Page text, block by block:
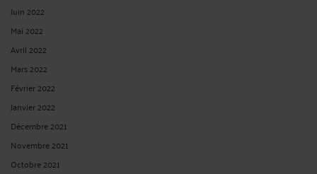
Juin 2022
Mai 2022
Avril 2022
Mars 2022
Février 2022
Janvier 2022
Décembre 2021
Novembre 2021
Octobre 2021